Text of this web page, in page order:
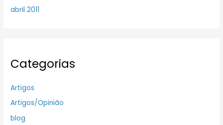
abril 2011
Categorias
Artigos
Artigos/Opinião
blog